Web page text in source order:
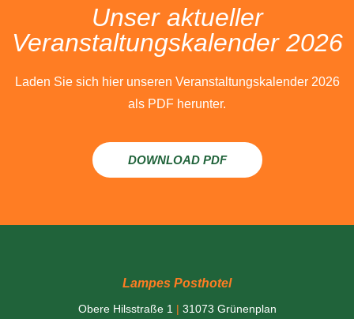
Unser aktueller
Veranstaltungskalender 2026
Laden Sie sich hier unseren Veranstaltungskalender 2026
als PDF herunter.
DOWNLOAD PDF
Lampes Posthotel
Obere Hilsstraße 1 | 31073 Grünenplan